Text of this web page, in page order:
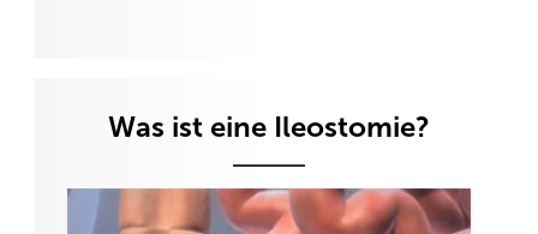
Was ist eine Ileostomie?